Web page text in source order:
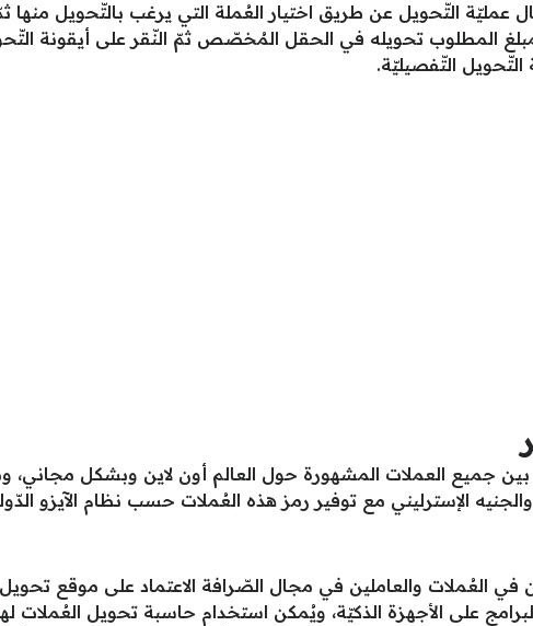
عمليّة التّحويل عن طريق اختيار العُملة التي يرغب بالتّحويل
المطلوب تحويله في الحقل المُخصّص ثمّ النّقر على أيقونة
التّفصيليّة.
جميع العملات المشهورة حول العالم أون لاين وبشكل مجاني،
والجنيه الإسترليني مع توفير رمز هذه العُملات حسب نظام الآيزو
العُملات والعاملين في مجال الصّرافة الاعتماد على موقع
على الأجهزة الذكيّة، ويُمكن استخدام حاسبة تحويل العُملات